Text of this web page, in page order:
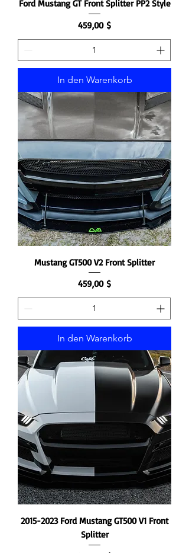
Ford Mustang GT Front Splitter PP2 Style
Preis
459,00 $
In den Warenkorb
Mustang GT500 V2 Front Splitter
Preis
459,00 $
In den Warenkorb
2015-2023 Ford Mustang GT500 V1 Front
Splitter